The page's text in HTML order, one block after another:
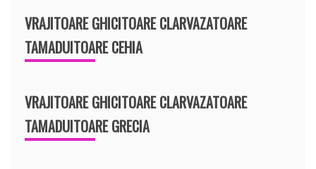
VRAJITOARE GHICITOARE CLARVAZATOARE
TAMADUITOARE CEHIA
VRAJITOARE GHICITOARE CLARVAZATOARE
TAMADUITOARE GRECIA